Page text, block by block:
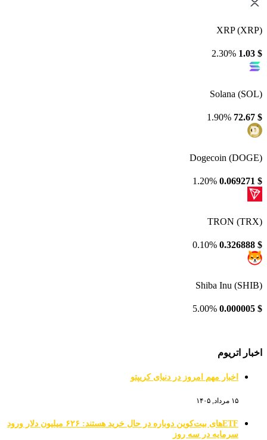
XRP (XRP)
$
1.03
2.30%
Solana (SOL)
$
72.67
1.90%
Dogecoin (DOGE)
$
0.069271
1.20%
TRON (TRX)
$
0.326888
0.10%
Shiba Inu (SHIB)
$
0.000005
5.00%
اخبار اتریوم
اخبار مهم امروز در دنیای کریپتو
۱۵ مرداد, ۱۴۰۵
ETFهای بیت‌کوین دوباره در حال خرید هستند: ۶۲۶ میلیون دلار ورود
سرمایه در سه روز